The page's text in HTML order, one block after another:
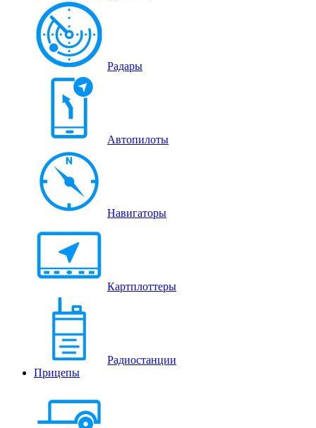
Радары
Автопилоты
Навигаторы
Картплоттеры
Радиостанции
Прицепы